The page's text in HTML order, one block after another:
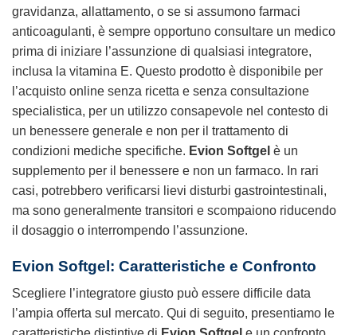
gravidanza, allattamento, o se si assumono farmaci
anticoagulanti, è sempre opportuno consultare un medico
prima di iniziare l’assunzione di qualsiasi integratore,
inclusa la vitamina E. Questo prodotto è disponibile per
l’acquisto online senza ricetta e senza consultazione
specialistica, per un utilizzo consapevole nel contesto di
un benessere generale e non per il trattamento di
condizioni mediche specifiche. Evion Softgel è un
supplemento per il benessere e non un farmaco. In rari
casi, potrebbero verificarsi lievi disturbi gastrointestinali,
ma sono generalmente transitori e scompaiono riducendo
il dosaggio o interrompendo l’assunzione.
Evion Softgel: Caratteristiche e Confronto
Scegliere l’integratore giusto può essere difficile data
l’ampia offerta sul mercato. Qui di seguito, presentiamo le